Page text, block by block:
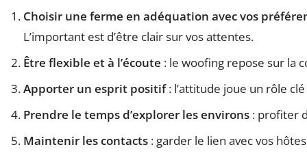
Choisir une ferme en adéquation avec vos
L’important est d’être clair sur vos attentes.
Être flexible et à l’écoute : le woofing repose sur la
Apporter un esprit positif: l’attitude joue un rôle
Prendre le temps d’explorer les environs : profiter
Maintenir les contacts : garder le lien avec vos